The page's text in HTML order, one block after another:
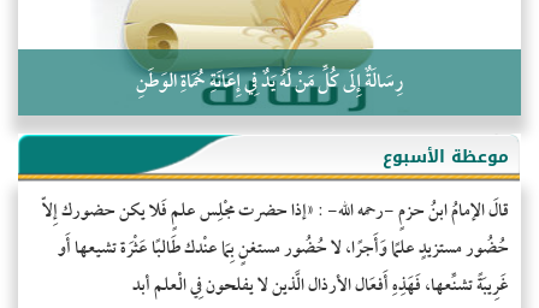
رِسَالَةٌ إِلَى كُلِّ مَنْ لَهُ يَدٌ فِي إِعَانَةِ حُمَاةِ الوَطَنِ
موعظة الأسبوع
قالَ الإمامُ ابنُ حزمٍ -رحمه الله- : «إذا حضرت مجْلِس علمٍ فَلا يكن حضورك إِلاّ
حُضُور مستزيدٍ علمًا وَأَجرًا، لا حُضُور مستغنٍ بِمَا عنْدك طَالبًا عَثْرَة تشيعها أَو
غَرِيبَةً تشنِّعها، فَهَذِهِ أَفعَال الأرذال الَّذين لا يفلحون فِي الْعلم أبد